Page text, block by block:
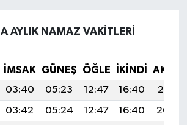
AYLIK NAMAZ VAKITLERI
İMSAK GÜNEŞ ÖĞLE İKINDI
03:40 05:23 12:47 16:40
20:01
03:42 05:24 12:47 16:40
20:00